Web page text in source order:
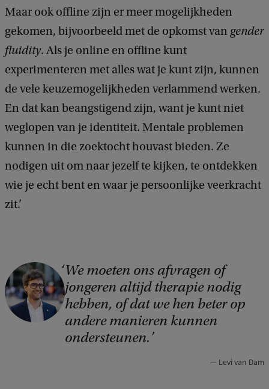
Maar ook offline zijn er meer mogelijkheden
gekomen, bijvoorbeeld met de opkomst van gender
fluidity. Als je online en offline kunt
experimenteren met alles wat je kunt zijn, kunnen
de vele keuzemogelijkheden verlammend werken.
En dat kan beangstigend zijn, want je kunt niet
weglopen van je identiteit. Mentale problemen
kunnen in die zoektocht houvast bieden. Ze
nodigen uit om naar jezelf te kijken, te ontdekken
wie je echt bent en waar je persoonlijke veerkracht
zit.’
C
o
p
We moeten ons afvragen of
jongeren altijd therapie nodig
hebben, of dat we hen beter op
andere manieren kunnen
ondersteunen.
Levi van Dam